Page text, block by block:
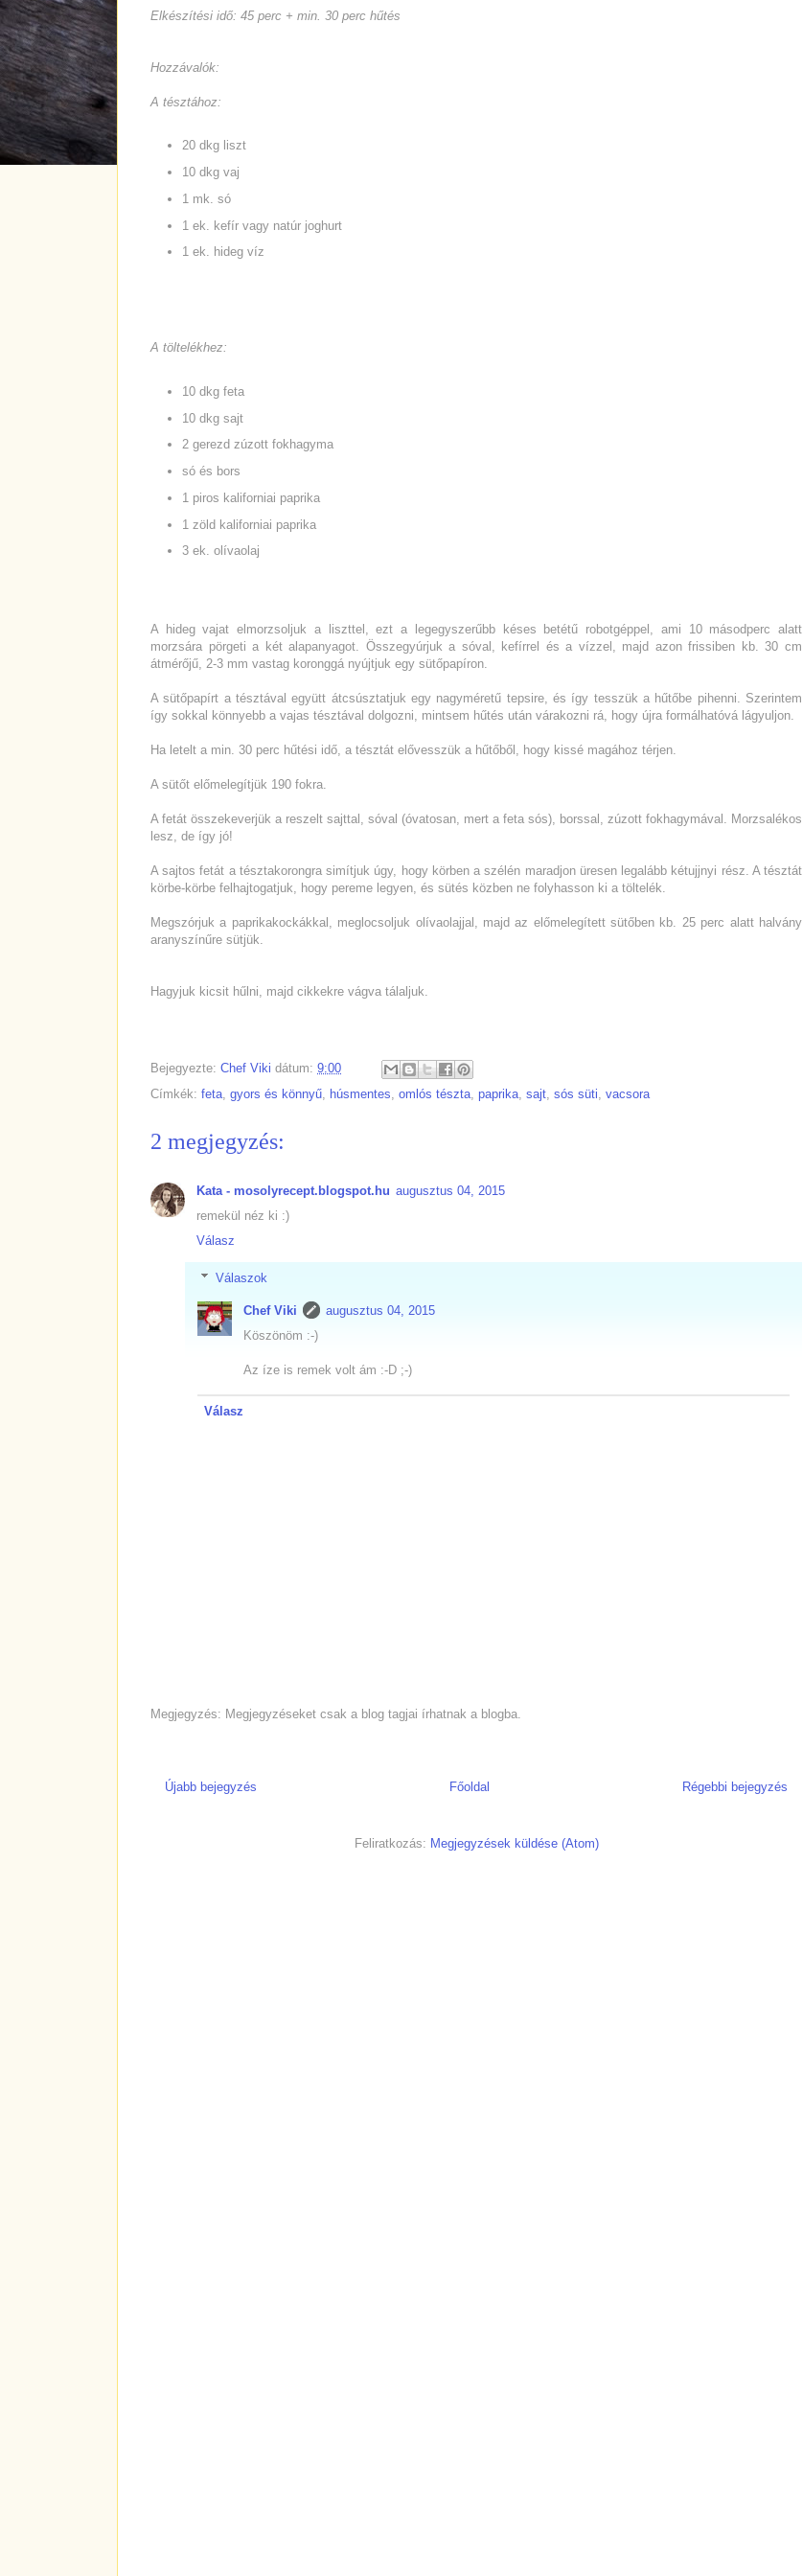
Elkészítési idő: 45 perc + min. 30 perc hűtés
Hozzávalók:
A tésztához:
20 dkg liszt
10 dkg vaj
1 mk. só
1 ek. kefír vagy natúr joghurt
1 ek. hideg víz
A töltelékhez:
10 dkg feta
10 dkg sajt
2 gerezd zúzott fokhagyma
só és bors
1 piros kaliforniai paprika
1 zöld kaliforniai paprika
3 ek. olívaolaj
A hideg vajat elmorzsoljuk a liszttel, ezt a legegyszerűbb késes betétű robotgéppel, ami 10 másodperc alatt
morzsára pörgeti a két alapanyagot. Összegyúrjuk a sóval, kefírrel és a vízzel, majd azon frissiben kb. 30 cm
átmérőjű, 2-3 mm vastag koronggá nyújtjuk egy sütőpapíron.
A sütőpapírt a tésztával együtt átcsúsztatjuk egy nagyméretű tepsire, és így tesszük a hűtőbe pihenni. Szerintem
így sokkal könnyebb a vajas tésztával dolgozni, mintsem hűtés után várakozni rá, hogy újra formálhatóvá lágyuljon.
Ha letelt a min. 30 perc hűtési idő, a tésztát elővesszük a hűtőből, hogy kissé magához térjen.
A sütőt előmelegítjük 190 fokra.
A fetát összekeverjük a reszelt sajttal, sóval (óvatosan, mert a feta sós), borssal, zúzott fokhagymával. Morzsalékos
lesz, de így jó!
A sajtos fetát a tésztakorongra simítjuk úgy, hogy körben a szélén maradjon üresen legalább kétujjnyi rész. A tésztát
körbe-körbe felhajtogatjuk, hogy pereme legyen, és sütés közben ne folyhasson ki a töltelék.
Megszórjuk a paprikakockákkal, meglocsoljuk olívaolajjal, majd az előmelegített sütőben kb. 25 perc alatt halvány
aranyszínűre sütjük.
Hagyjuk kicsit hűlni, majd cikkekre vágva tálaljuk.
Bejegyezte: Chef Viki dátum: 9:00
Címkék: feta, gyors és könnyű, húsmentes, omlós tészta, paprika, sajt, sós süti, vacsora
2 megjegyzés:
Kata - mosolyrecept.blogspot.hu augusztus 04, 2015
remekül néz ki :)
Válasz
Válaszok
Chef Viki
augusztus 04, 2015
Köszönöm :-)
Az íze is remek volt ám :-D ;-)
Válasz
Megjegyzés: Megjegyzéseket csak a blog tagjai írhatnak a blogba.
Újabb bejegyzés Régebbi bejegyzés
Főoldal
Feliratkozás: Megjegyzések küldése (Atom)